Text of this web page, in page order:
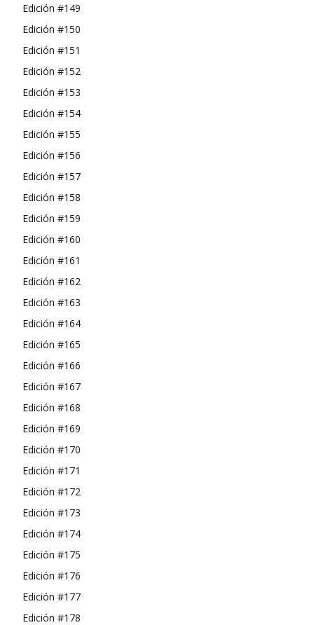
Edición #149
Edición #150
Edición #151
Edición #152
Edición #153
Edición #154
Edición #155
Edición #156
Edición #157
Edición #158
Edición #159
Edición #160
Edición #161
Edición #162
Edición #163
Edición #164
Edición #165
Edición #166
Edición #167
Edición #168
Edición #169
Edición #170
Edición #171
Edición #172
Edición #173
Edición #174
Edición #175
Edición #176
Edición #177
Edición #178